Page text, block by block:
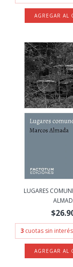
LUGARES
3 cuotas sin